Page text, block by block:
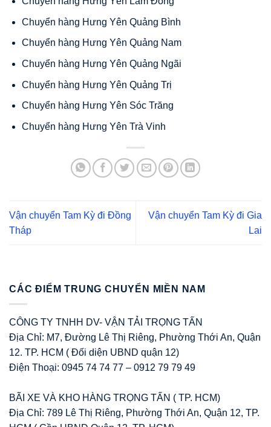
Chuyển hàng Hưng Yên Quảng Bình
Chuyển hàng Hưng Yên Quảng Nam
Chuyển hàng Hưng Yên Quảng Ngãi
Chuyển hàng Hưng Yên Quảng Trị
Chuyển hàng Hưng Yên Sóc Trăng
Chuyển hàng Hưng Yên Trà Vinh
Vận chuyển Tam Kỳ đi Đồng
Tháp
Vận chuyển Tam Kỳ đi Gia
Lai
CÁC ĐIỂM TRUNG CHUYỂN MIỀN NAM
CÔNG TY TNHH DV- VẬN TẢI TRỌNG TẤN
Địa Chỉ: M7, Đường Lê Thị Riêng, Phường Thới An, Quận
12. TP. HCM ( Đối diện UBND quận 12)
Điện Thoại: 0945 74 74 77 – 0912 79 79 49
BÃI XE VÀ KHO HÀNG TRỌNG TẤN ( TP. HCM)
Địa Chỉ: 789 Lê Thị Riêng, Phường Thới An, Quận 12, TP.